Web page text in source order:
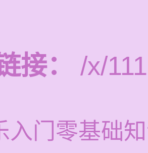
接：
/x/
入门零基础